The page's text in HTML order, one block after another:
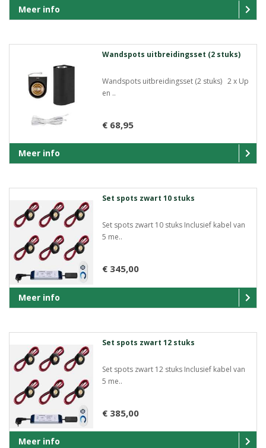
Meer info
Wandspots uitbreidingsset (2 stuks)
Wandspots uitbreidingsset (2 stuks) 2 x Up
en ..
€ 68,95
Meer info
Set spots zwart 10 stuks
Set spots zwart 10 stuks Inclusief kabel van
5 me..
€ 345,00
Meer info
Set spots zwart 12 stuks
Set spots zwart 12 stuks Inclusief kabel van
5 me..
€ 385,00
Meer info